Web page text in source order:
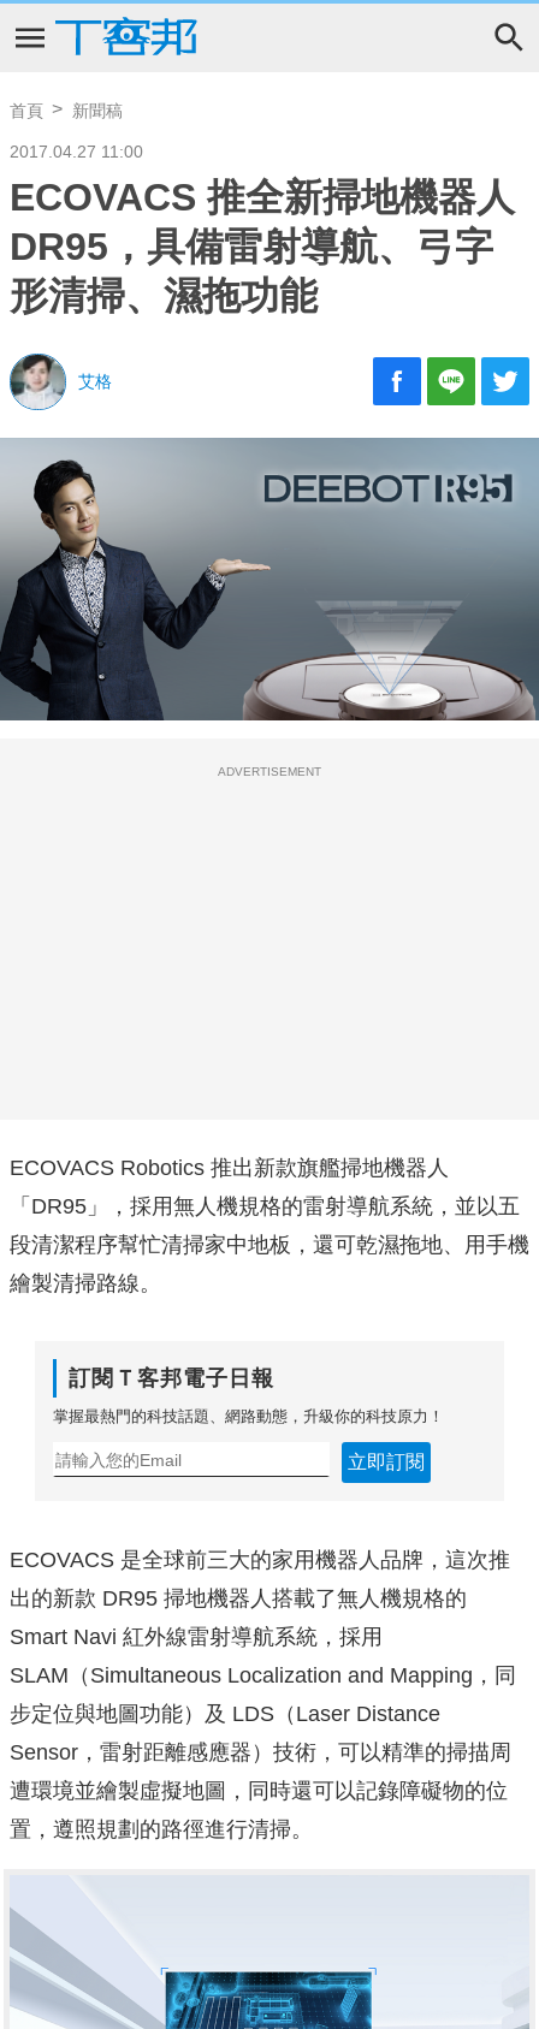
首頁 新聞稿
2017.04.27 11:00
ECOVACS 推全新掃地機器人
DR95，具備雷射導航、弓字
形清掃、濕拖功能
艾格
ADVERTISEMENT
ECOVACS Robotics 推出新款旗艦掃地機器人
「DR95」，採用無人機規格的雷射導航系統，並以五
段清潔程序幫忙清掃家中地板，還可乾濕拖地、用手機
繪製清掃路線。
訂閱Ｔ客邦電子日報
掌握最熱門的科技話題、網路動態，升級你的科技原力！
立即訂閱
ECOVACS 是全球前三大的家用機器人品牌，這次推
出的新款 DR95 掃地機器人搭載了無人機規格的
Smart Navi 紅外線雷射導航系統，採用
SLAM（Simultaneous Localization and Mapping，同
步定位與地圖功能）及 LDS（Laser Distance
Sensor，雷射距離感應器）技術，可以精準的掃描周
遭環境並繪製虛擬地圖，同時還可以記錄障礙物的位
置，遵照規劃的路徑進行清掃。